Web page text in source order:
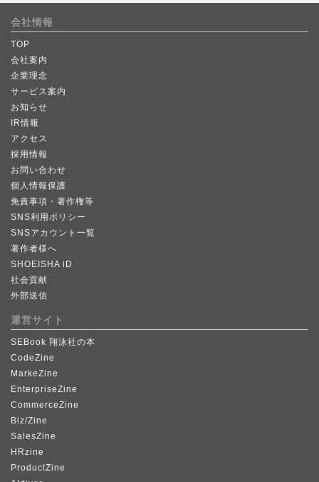
会社情報
TOP
会社案内
企業理念
サービス案内
お知らせ
IR情報
アクセス
採用情報
お問い合わせ
個人情報保護
免責事項・著作権等
SNS利用ポリシー
SNSアカウント一覧
著作者様へ
SHOEISHA iD
社会貢献
外部送信
運営サイト
SEBook 翔泳社の本
CodeZine
MarkeZine
EnterpriseZine
CommerceZine
Biz/Zine
SalesZine
HRzine
ProductZine